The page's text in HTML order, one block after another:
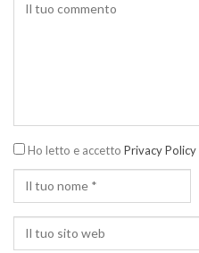
Ho letto e accetto Privacy Policy